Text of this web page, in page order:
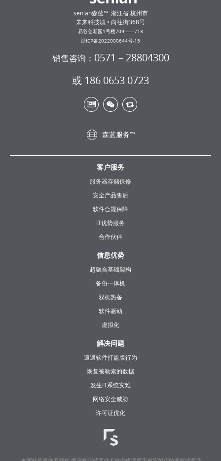
senlan森蓝™ 浙江省 杭州市
未来科技城 • 向往街368号
易谷创新园1号楼709——713
浙ICP备2022000644号-15
销售咨询： 0571－28804300
或 186 0653 0723
森蓝服务™
客户服务
服务器存储保修
安全产品售后
软件合规保障
IT优势服务
合作伙伴
信息优势
超融合基础架构
备份一体机
双机热备
软件驱动
虚拟化
解决问题
遭遇软件打盗版行为
恢复被勒索的数据
发生IT系统灾难
网络安全威胁
许可证优化